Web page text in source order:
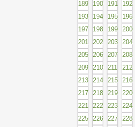
189
190 191
192
193
194 195
196
197
198 199
200
201
202 203
204
205
206 207
208
209
210 211
212
213
214 215
216
217
218 219
220
221
222 223
224
225
226 227
228